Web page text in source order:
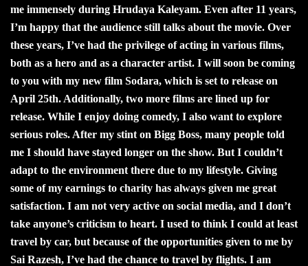
me immensely during Hrudaya Kaleyam. Even after 11 years,
I’m happy that the audience still talks about the movie. Over
these years, I’ve had the privilege of acting in various films,
both as a hero and as a character artist. I will soon be coming
to you with my new film Sodara, which is set to release on
April 25th. Additionally, two more films are lined up for
release. While I enjoy doing comedy, I also want to explore
serious roles. After my stint on Bigg Boss, many people told
me I should have stayed longer on the show. But I couldn’t
adapt to the environment there due to my lifestyle. Giving
some of my earnings to charity has always given me great
satisfaction. I am not very active on social media, and I don’t
take anyone’s criticism to heart. I used to think I could at least
travel by car, but because of the opportunities given to me by
Sai Razesh, I’ve had the chance to travel by flights. I am